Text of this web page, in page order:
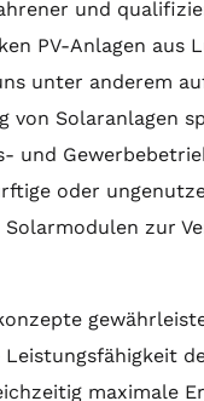
und
PV-Anlagen aus
unter anderem
von Solaranlagen
und
oder
zur
maximale